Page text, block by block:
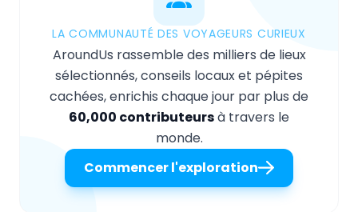
LA COMMUNAUTÉ DES VOYAGEURS CURIEUX
AroundUs rassemble des milliers de lieux
sélectionnés, conseils locaux et pépites
cachées, enrichis chaque jour par plus de
60,000 contributeursà travers le
monde.
Commencer l'exploration